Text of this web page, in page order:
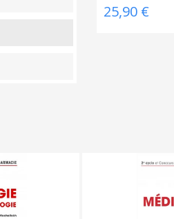
25,90 €